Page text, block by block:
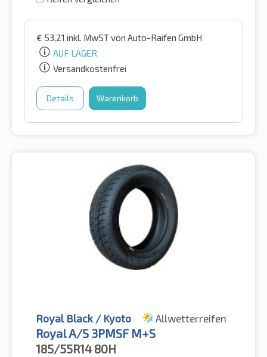
€ 53,21 inkl. MwSTvon Auto-Raifen GmbH
AUF LAGER
Versandkostenfrei
Details Warenkorb
Royal Black / Kyoto Allwetterreifen
Royal A/S 3PMSF M+S
185/55R14 80H